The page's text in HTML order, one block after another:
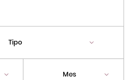
Tipo
Mes